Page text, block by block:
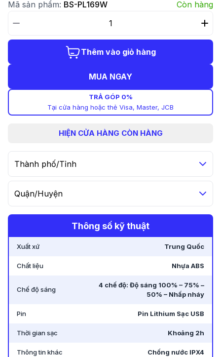
Mã sản phẩm: BS-PL169W Còn hàng
Thêm vào giỏ hàng
MUA NGAY
TRẢ GÓP 0%
Tại cửa hàng hoặc thẻ Visa, Master, JCB
HIỆN CỬA HÀNG CÒN HÀNG
Thành phố/Tỉnh
Quận/Huyện
Thông số kỹ thuật
Xuất xứ Trung Quốc
Chất liệu Nhựa ABS
Chế độ sáng
4 chế độ: Độ sáng 100% – 75% –
50% – Nhấp nháy
Pin Pin Lithium Sạc USB
Thời gian sạc Khoảng 2h
Thông tin khác Chống nước IPX4